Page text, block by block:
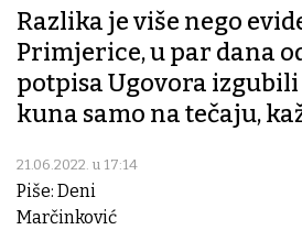
Razlika je više nego
Primjerice, u par dana
potpisa Ugovora izgubili
kuna samo na tečaju,
21.06.2022. u 17:14
Piše: Deni
Marčinković